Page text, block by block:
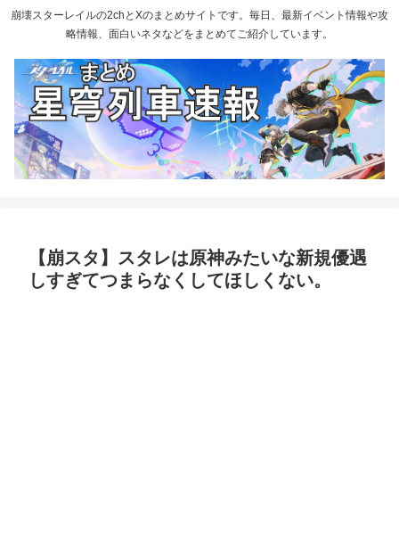
崩壊スターレイルの2chとXのまとめサイトです。毎日、最新イベント情報や攻
略情報、面白いネタなどをまとめてご紹介しています。
【崩スタ】スタレは原神みたいな新規優遇
しすぎてつまらなくしてほしくない。